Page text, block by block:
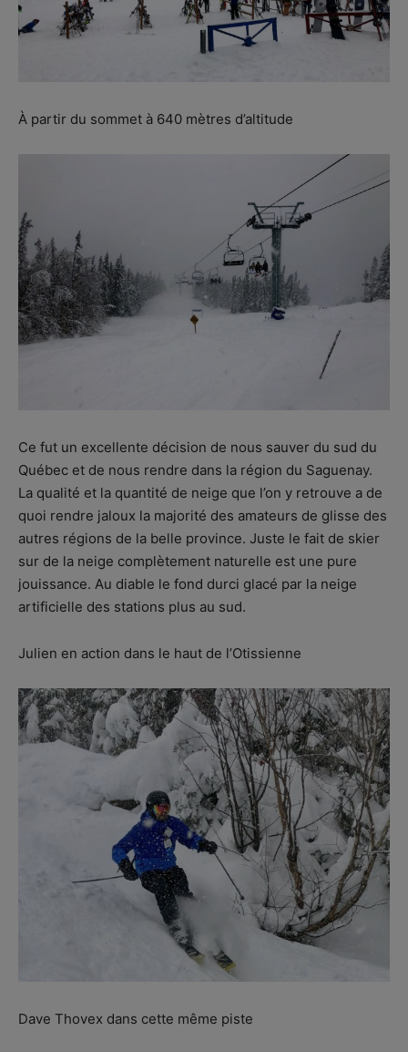
À partir du sommet à 640 mètres d’altitude
Ce fut un excellente décision de nous sauver du sud du
Québec et de nous rendre dans la région du Saguenay.
La qualité et la quantité de neige que l’on y retrouve a de
quoi rendre jaloux la majorité des amateurs de glisse des
autres régions de la belle province. Juste le fait de skier
sur de la neige complètement naturelle est une pure
jouissance. Au diable le fond durci glacé par la neige
artificielle des stations plus au sud.
Julien en action dans le haut de l’Otissienne
Dave Thovex dans cette même piste